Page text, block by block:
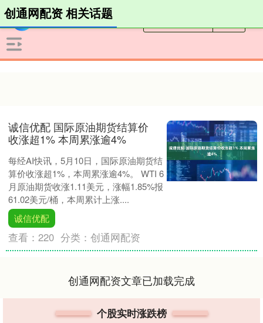
创通网配资 相关话题
诚信优配 国际原油期货结算价
收涨超1% 本周累涨逾4%
每经AI快讯，5月10日，国际原油期货结
算价收涨超1%，本周累涨逾4%。 WTI 6
月原油期货收涨1.11美元，涨幅1.85%报
61.02美元/桶，本周累计上涨....
诚信优配
查看：220 分类：创通网配资
创通网配资文章已加载完成
个股实时涨跌榜